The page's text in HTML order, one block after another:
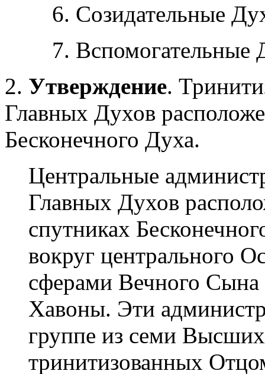
6. Созидательные
7. Вспомогательные
2. Утверждение.
Главных Духов
Бесконечного Духа.
Центральные
Главных Духов
спутниках
вокруг центрального
сферами Вечного
Хавоны. Эти
группе из семи
тринитизованных